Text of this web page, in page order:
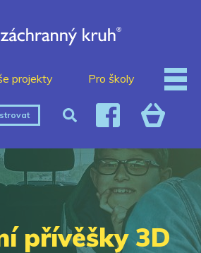
projekty Pro školy
přívěšky 3D